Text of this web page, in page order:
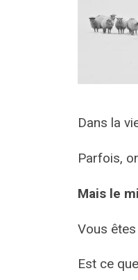
Dans la
Parfois,
Mais le
Vous
Est ce